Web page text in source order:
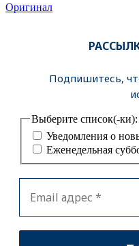
Оригинал
Подпишитесь,
Выберите список(-ки):
Уведомления о
Еженедельная